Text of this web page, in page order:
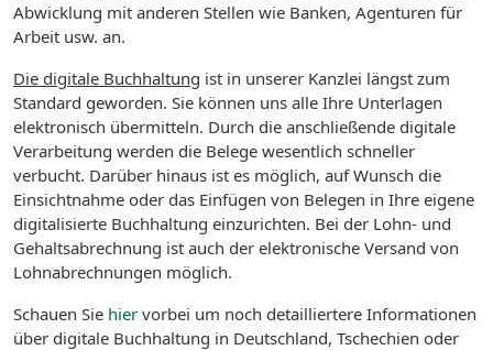
Abwicklung mit anderen Stellen wie Banken, Agenturen für
Arbeit usw. an.
Die digitale Buchhaltung ist in unserer Kanzlei längst zum
Standard geworden. Sie können uns alle Ihre Unterlagen
elektronisch übermitteln. Durch die anschließende digitale
Verarbeitung werden die Belege wesentlich schneller
verbucht. Darüber hinaus ist es möglich, auf Wunsch die
Einsichtnahme oder das Einfügen von Belegen in Ihre eigene
digitalisierte Buchhaltung einzurichten. Bei der Lohn- und
Gehaltsabrechnung ist auch der elektronische Versand von
Lohnabrechnungen möglich.
Schauen Sie hier vorbei um noch detailliertere Informationen
über digitale Buchhaltung in Deutschland, Tschechien oder